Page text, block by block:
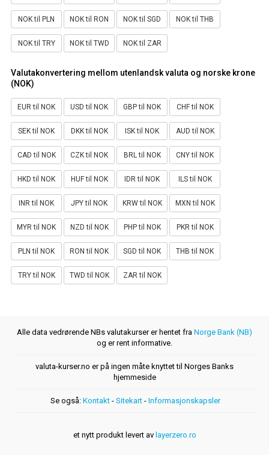
NOK til PLN NOK til RON NOK til SGD NOK til THB
NOK til TRY NOK til TWD NOK til ZAR
Valutakonvertering mellom utenlandsk valuta og norske krone
(NOK)
EUR til NOK USD til NOK GBP til NOK CHF til NOK
SEK til NOK DKK til NOK ISK til NOK AUD til NOK
CAD til NOK CZK til NOK BRL til NOK CNY til NOK
HKD til NOK HUF til NOK IDR til NOK ILS til NOK
INR til NOK JPY til NOK KRW til NOK MXN til NOK
MYR til NOK NZD til NOK PHP til NOK PKR til NOK
PLN til NOK RON til NOK SGD til NOK THB til NOK
TRY til NOK TWD til NOK ZAR til NOK
Alle data vedrørende NBs valutakurser er hentet fra Norge Bank (NB)
og er rent informative.
valuta-kurser.no er på ingen måte knyttet til Norges Banks
hjemmeside
Se også: Kontakt - Sitekart - Informasjonskapsler
et nytt produkt levert av layerzero.ro